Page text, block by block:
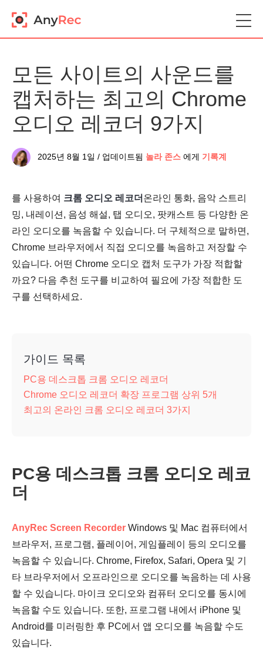
모든 사이트의 사운드를
캡처하는 최고의 Chrome
오디오 레코더 9가지
2025년 8월 1일 / 업데이트됨 놀라 존스 에게 기록계
를 사용하여 크롬 오디오 레코더 온라인 통화, 음악 스트리
밍, 내레이션, 음성 해설, 탭 오디오, 팟캐스트 등 다양한 온
라인 오디오를 녹음할 수 있습니다. 더 구체적으로 말하면,
Chrome 브라우저에서 직접 오디오를 녹음하고 저장할 수
있습니다. 어떤 Chrome 오디오 캡처 도구가 가장 적합할
까요? 다음 추천 도구를 비교하여 필요에 가장 적합한 도
구를 선택하세요.
가이드 목록
PC용 데스크톱 크롬 오디오 레코더
Chrome 오디오 레코더 확장 프로그램 상위 5개
최고의 온라인 크롬 오디오 레코더 3가지
PC용 데스크톱 크롬 오디오 레코
더
AnyRec Screen Recorder Windows 및 Mac 컴퓨터에서
브라우저, 프로그램, 플레이어, 게임플레이 등의 오디오를
녹음할 수 있습니다. Chrome, Firefox, Safari, Opera 및 기
타 브라우저에서 오프라인으로 오디오를 녹음하는 데 사용
할 수 있습니다. 마이크 오디오와 컴퓨터 오디오를 동시에
녹음할 수도 있습니다. 또한, 프로그램 내에서 iPhone 및
Android를 미러링한 후 PC에서 앱 오디오를 녹음할 수도
있습니다.